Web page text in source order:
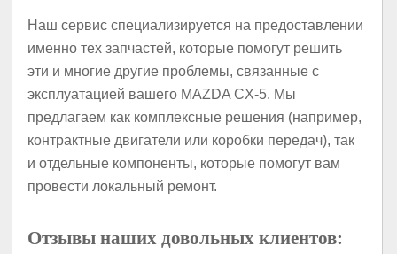
Наш сервис специализируется на предоставлении
именно тех запчастей, которые помогут решить
эти и многие другие проблемы, связанные с
эксплуатацией вашего MAZDA CX-5. Мы
предлагаем как комплексные решения (например,
контрактные двигатели или коробки передач), так
и отдельные компоненты, которые помогут вам
провести локальный ремонт.
Отзывы наших довольных клиентов: